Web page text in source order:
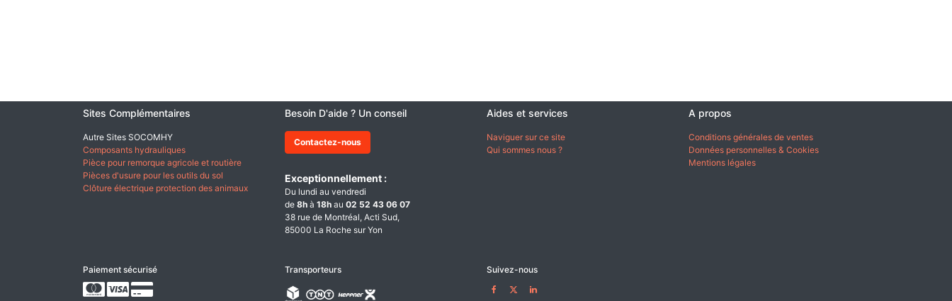
Sites Complémentaires
Autre Sites SOCOMHY
Composants hydrauliques
Pièce pour remorque agricole et routière
Pièces d'usure pour les outils du sol
Clôture électrique protection des animaux
Besoin D'aide ? Un conseil
Contactez-nous
Exceptionnellement :
Du lundi au vendredi
de 8h à 18h au 02 52 43 06 07
38 rue de Montréal, Acti Sud,
85000 La Roche sur Yon
Aides et services
Naviguer sur ce site
Qui sommes nous ?
A propos
Conditions générales de ventes
Données personnelles & Cookies
Mentions légales
Paiement sécurisé Transporteurs Suivez-nous